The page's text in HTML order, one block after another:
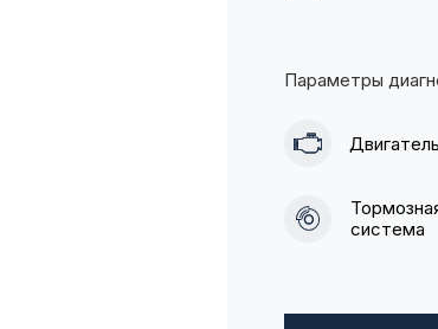
Двигатель
система
Параметры